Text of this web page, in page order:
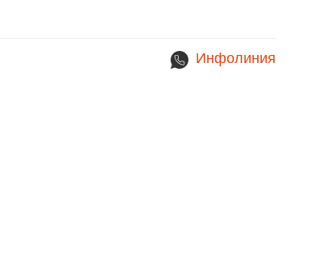
Инфолиния